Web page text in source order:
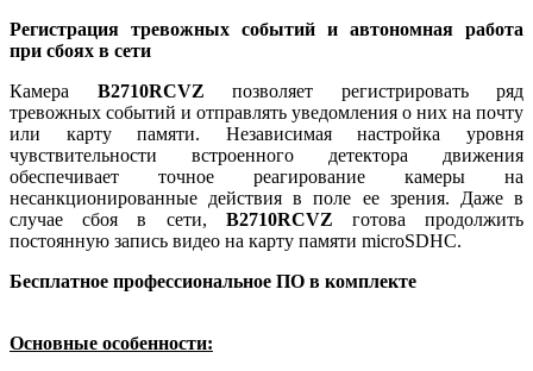
Регистрация тревожных событий и автономная работа
при сбоях в сети
Камера B2710RCVZ позволяет регистрировать ряд
тревожных событий и отправлять уведомления о них на почту
или карту памяти. Независимая настройка уровня
чувствительности встроенного детектора движения
обеспечивает точное реагирование камеры на
несанкционированные действия в поле ее зрения. Даже в
случае сбоя в сети, B2710RCVZ готова продолжить
постоянную запись видео на карту памяти microSDHC.
Бесплатное профессиональное ПО в комплекте
Основные особенности: